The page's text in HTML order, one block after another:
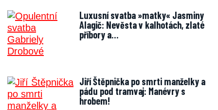
Luxusní svatba »matky« Jasminy
Alagič: Nevěsta v kalhotách, zlaté
příbory a…
Jiří Štěpnička po smrti manželky a
pádu pod tramvaj: Manévry s
hrobem!